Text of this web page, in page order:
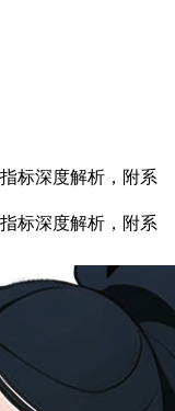
标深度解析，附系
标深度解析，附系